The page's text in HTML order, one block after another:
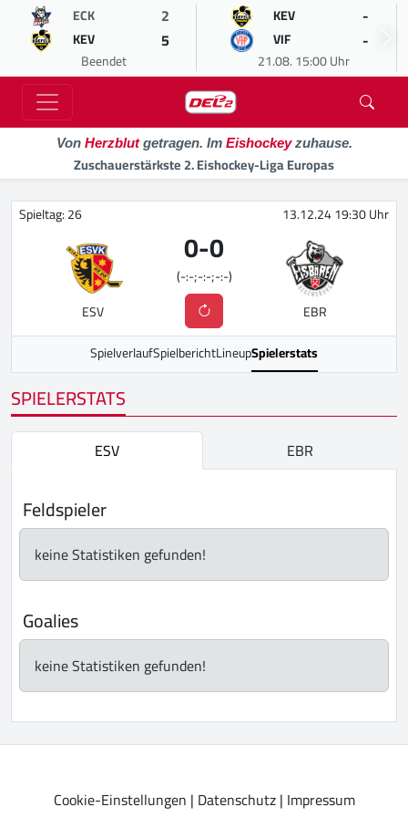
ECK 2
KEV 5
Beendet
KEV -
VIF -
21.08. 15:00 Uhr
Von Herzblutgetragen. Im Eishockeyzuhause.
Zuschauerstärkste 2. Eishockey-Liga Europas
Spieltag: 26 13.12.24 19:30 Uhr
ESV
0-0
(-:-;-:-;-:-)
EBR
SpielverlaufSpielberichtLineupSpielerstats
SPIELERSTATS
ESV EBR
Feldspieler
keine Statistiken gefunden!
Goalies
keine Statistiken gefunden!
Cookie-Einstellungen | Datenschutz| Impressum